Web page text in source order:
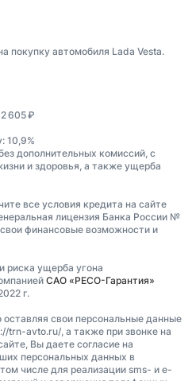
покупку автомобиля Lada Vesta.
605 ₽
10,9%
дополнительных комиссий, с
и здоровья, а также ущерба
все условия кредита на сайте
лицензия Банка России №
финансовые возможности и
риска ущерба угона
САО «РЕСО-Гарантия»
г.
свои персональные данные
trn-avto.ru/, а также при звонке на
Вы даете согласие на
персональных данных в
числе для реализации sms- и e-